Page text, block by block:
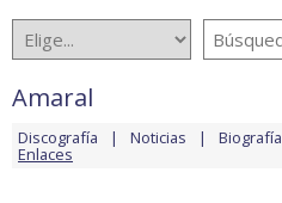
Amaral
Discografía Noticias Biografía
Enlaces